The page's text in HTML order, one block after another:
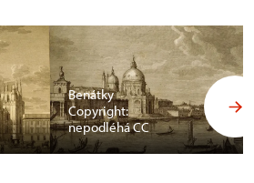
Benátky
Copyright:
nepodléhá CC